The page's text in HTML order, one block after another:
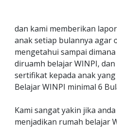
dan kami memberikan
anak setiap bulannya agar
mengetahui sampai
diruamh belajar WINPI,
sertifikat kepada anak
Belajar WINPI minimal 6
Kami sangat yakin jika
menjadikan rumah belajar